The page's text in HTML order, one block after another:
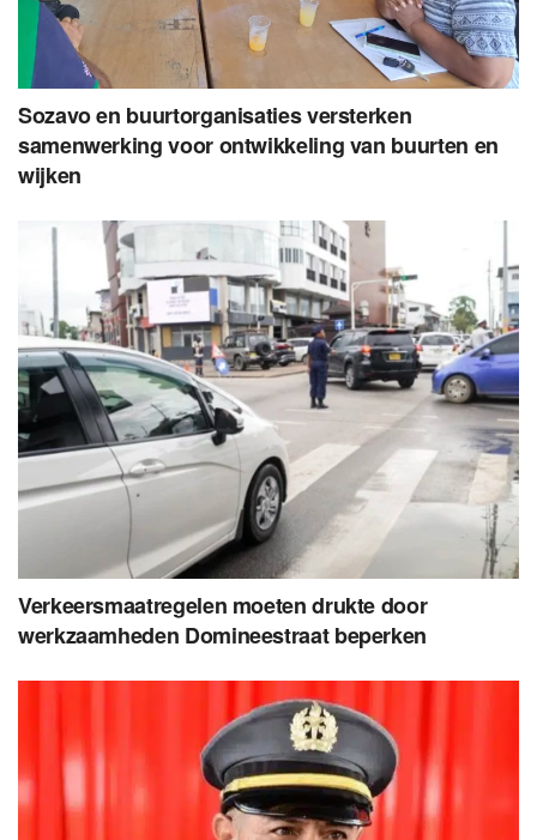
Sozavo en buurtorganisaties versterken
samenwerking voor ontwikkeling van buurten en
wijken
Verkeersmaatregelen moeten drukte door
werkzaamheden Domineestraat beperken